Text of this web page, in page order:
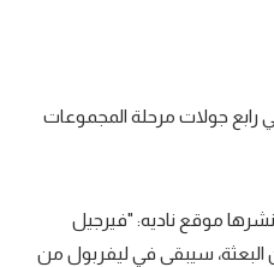
رابع جولات مرحلة المجموعات
موقع ناديه: "فيرجيل
سيبقى في ليفربول من